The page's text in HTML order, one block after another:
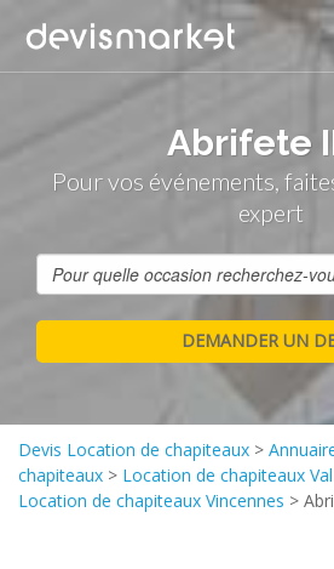
Abrifete
Pour vos événements,
expert
Devis Location de chapiteaux >
chapiteaux > Location de chapiteaux
Location de chapiteaux Vincennes >